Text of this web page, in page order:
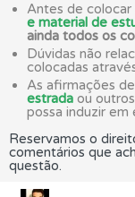
Antes de colocar
e material de
ainda todos os
Dúvidas não
colocadas
As afirmações
estrada ou
possa induzir em
Reservamos o
comentários que
questão.